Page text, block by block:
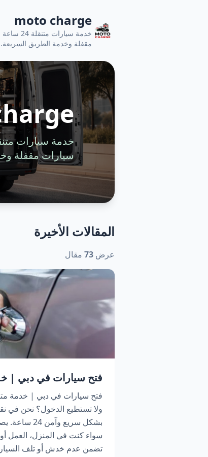
moto charge
خدمة
مقفلة وخدمة الطريق السريعة.
سيارات مقفلة
المقالات الأخيرة
عرض 73 مقال
فتح سيارات في دبي | خدمة 24 ساعة
ولا تستطيع الدخول؟ نحن في
بشكل سريع
سواء كنت في المنزل، العمل
تضمن عدم خدش أو تلف